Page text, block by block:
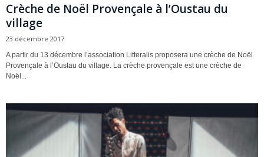
Crèche de Noël Provençale à l’Oustau du
village
23 décembre 2017
A partir du 13 décembre l’association Litteralis proposera une crèche de Noël
Provençale à l’Oustau du village. La crèche provençale est une crèche de
Noël...